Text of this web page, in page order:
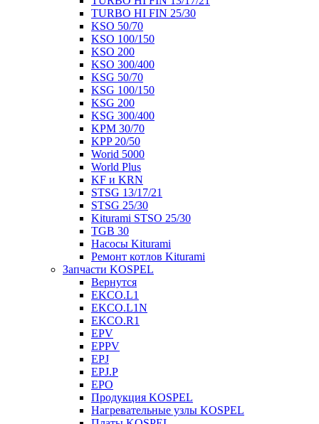
TURBO HI FIN 25/30
KSO 50/70
KSO 100/150
KSO 200
KSO 300/400
KSG 50/70
KSG 100/150
KSG 200
KSG 300/400
KPM 30/70
KPP 20/50
Worid 5000
World Plus
KF и KRN
STSG 13/17/21
STSG 25/30
Kiturami STSO 25/30
TGB 30
Насосы Kiturami
Ремонт котлов Kiturami
Запчасти KOSPEL
Вернутся
EKCO.L1
EKCO.L1N
EKCO.R1
EPV
EPPV
EPJ
EPJ.P
EPO
Продукция KOSPEL
Нагревательные узлы KOSPEL